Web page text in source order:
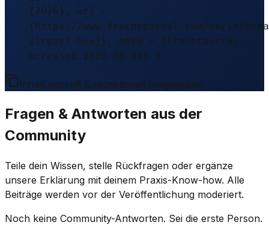
{2026}, url =
{https://www.frachtportal.com/de/
airport-huaj}, note = {Frachtportal,
accessed 2026-08-04} }
Inhalt geprüft & redaktionell freigegeben.
Fragen & Antworten aus der
Community
Teile dein Wissen, stelle Rückfragen oder ergänze
unsere Erklärung mit deinem Praxis-Know-how. Alle
Beiträge werden vor der Veröffentlichung moderiert.
Noch keine Community-Antworten. Sei die erste Person.